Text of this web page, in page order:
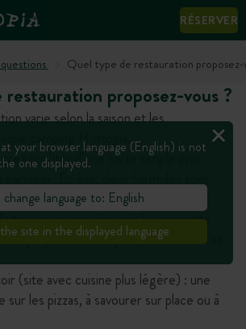
RÉSERVER
Quel type de restauration proposez-
proposez-vous ?
varie selon la saison et les
camping Huttopia.
profiter d’une carte simple avec
partager. En été, deux formules sont
de chaque camping :
avec cuisine équipée) : une petite
proposant 2 à 3 plats, des salades et
(site avec cuisine plus légère) : une
les pizzas, à savourer sur place ou à
your browser language (English) is not
one displayed.
change language to: English
site in the displayed language